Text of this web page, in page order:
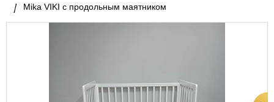
Mika VIKI с продольным маятником